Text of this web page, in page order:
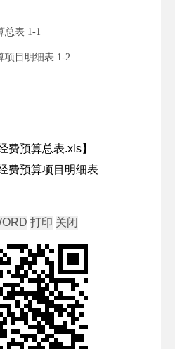
总表 1-1
项目明细表 1-2
费预算总表.xls】
费预算项目明细表